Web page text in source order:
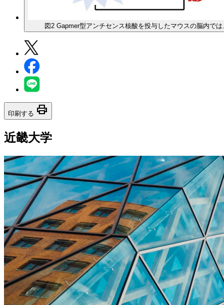
図2 Gapmer型アンチセンス核酸を投与したマウスの脳内で
印刷する print
近畿大学